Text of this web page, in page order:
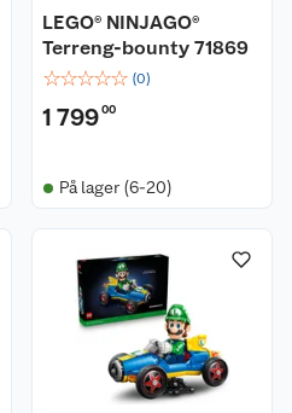
LEGO® NINJAGO®
Terreng-bounty 71869
☆☆☆☆☆ (0)
1 79900
På lager (6-20)